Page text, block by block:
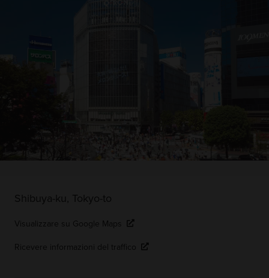
Shibuya-ku, Tokyo-to
Visualizzare su Google Maps
Ricevere informazioni del traffico